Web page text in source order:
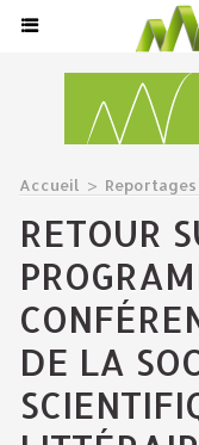
Accueil > Reportages
RETOUR
DE LA